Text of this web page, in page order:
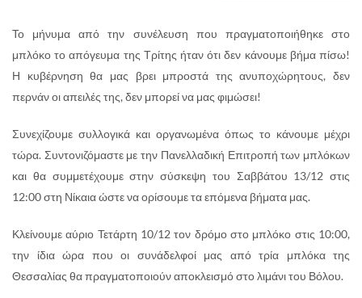
Το μήνυμα από την συνέλευση που πραγματοποιήθηκε στο
μπλόκο το απόγευμα της Τρίτης ήταν ότι δεν κάνουμε βήμα πίσω!
Η κυβέρνηση θα μας βρει μπροστά της ανυποχώρητους, δεν
περνάν οι απειλές της, δεν μπορεί να μας φιμώσει!
Συνεχίζουμε συλλογικά και οργανωμένα όπως το κάνουμε μέχρι
τώρα. Συντονιζόμαστε με την Πανελλαδική Επιτροπή των μπλόκων
και θα συμμετέχουμε στην σύσκεψη του Σαββάτου 13/12 στις
12:00 στη Νίκαια ώστε να ορίσουμε τα επόμενα βήματα μας.
Κλείνουμε αύριο Τετάρτη 10/12 τον δρόμο στο μπλόκο στις 10:00,
την ίδια ώρα που οι συνάδελφοί μας από τρία μπλόκα της
Θεσσαλίας θα πραγματοποιούν αποκλεισμό στο λιμάνι του Βόλου.